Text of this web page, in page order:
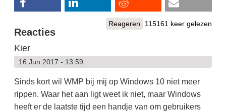
Reageren 115161 keer gelezen
Reacties
Kier
16 Jun 2017 - 13:59
Sinds kort wil WMP bij mij op Windows 10 niet meer
rippen. Waar het aan ligt weet ik niet, maar Windows
heeft er de laatste tijd een handje van om gebruikers